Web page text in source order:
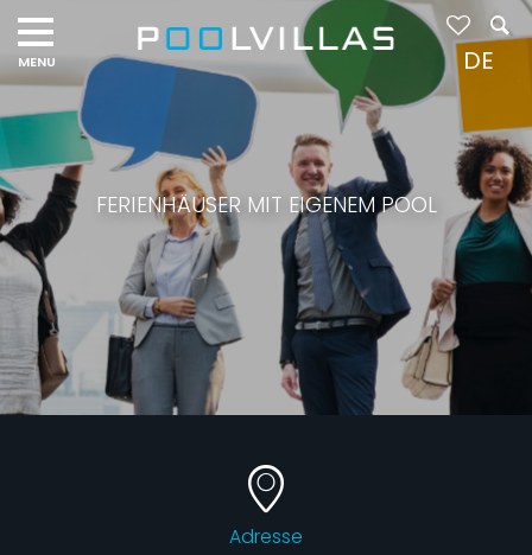
FERIENHÄUSER MIT EIGENEM POOL
Adresse
DE